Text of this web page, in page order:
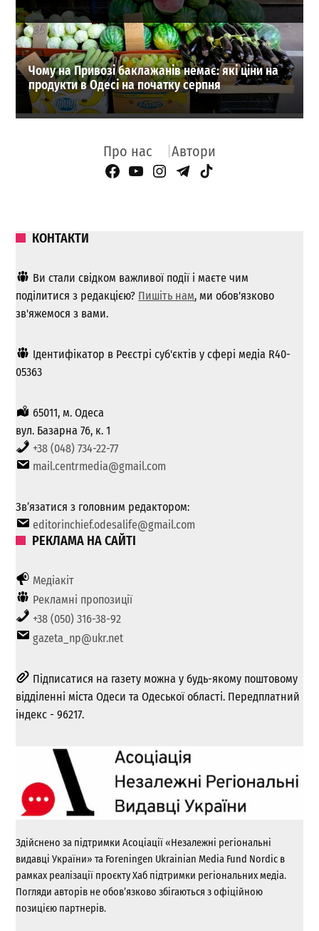
Чому на Привозі баклажанів немає: які ціни на
продукти в Одесі на початку серпня
Про нас Автори
Facebook Page
YouTube
Instagram
Telegram
TikTok
КОНТАКТИ
Ви стали свідком важливої ​​події і маєте чим
поділитися з редакцією? Пишіть нам, ми обов'язково
зв'яжемося з вами.
Ідентифікатор в Реєстрі суб'єктів у сфері медіа R40-
05363
65011, м. Одеса
вул. Базарна 76, к. 1
+38 (048) 734-22-77
mail.centrmedia@gmail.com
Зв’язатися з головним редактором:
editorinchief.odesalife@gmail.com
РЕКЛАМА НА САЙТІ
Медіакіт
Рекламні пропозиції
+38 (050) 316-38-92
gazeta_np@ukr.net
Підписатися на газету можна у будь-якому поштовому
відділенні міста Одеси та Одеської області. Передплатний
індекс - 96217.
Здійснено за підтримки Асоціації «Незалежні регіональні
видавці України» та Foreningen Ukrainian Media Fund Nordic в
рамках реалізації проєкту Хаб підтримки регіональних медіа.
Погляди авторів не обов’язково збігаються з офіційною
позицією партнерів.